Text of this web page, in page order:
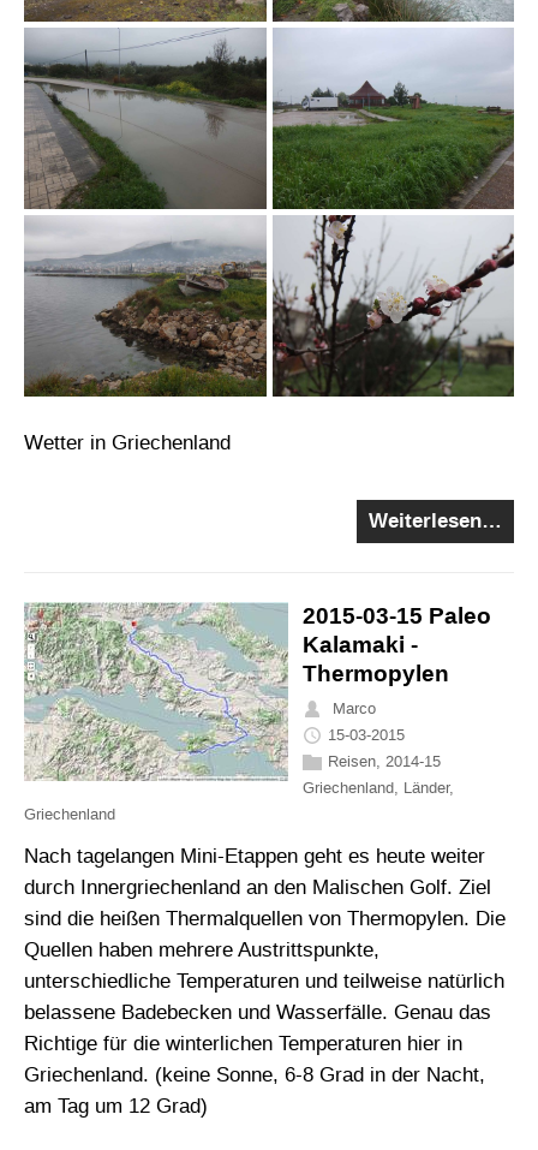
Wetter in Griechenland
Weiterlesen…
2015-03-15 Paleo
Kalamaki -
Thermopylen
Marco
15-03-2015
Reisen, 2014-15
Griechenland, Länder,
Griechenland
Nach tagelangen Mini-Etappen geht es heute weiter
durch Innergriechenland an den Malischen Golf. Ziel
sind die heißen Thermalquellen von Thermopylen. Die
Quellen haben mehrere Austrittspunkte,
unterschiedliche Temperaturen und teilweise natürlich
belassene Badebecken und Wasserfälle. Genau das
Richtige für die winterlichen Temperaturen hier in
Griechenland. (keine Sonne, 6-8 Grad in der Nacht,
am Tag um 12 Grad)